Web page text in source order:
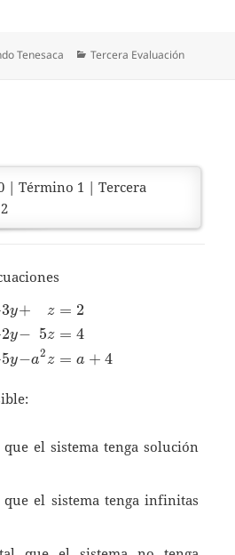
Tenesaca Categorías
Tercera Evaluación
| Término 1 | Tercera
\left \lbrace
3
2
5
y+
y−
y−
5
a2
z = 2
z = 4
z = a + 4
el sistema tenga solución
que el sistema tenga infinitas